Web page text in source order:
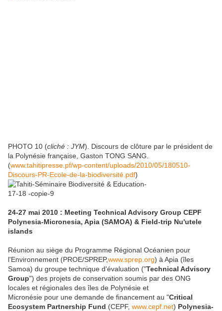
PHOTO 10 (cliché : JYM). Discours de clôture par le président de
la Polynésie française, Gaston TONG SANG.
(www.tahitipresse.pf/wp-content/uploads/2010/05/180510-
Discours-PR-Ecole-de-la-biodiversité.pdf)
24-27 mai 2010 : Meeting Technical Advisory Group CEPF
Polynesia-Micronesia, Apia (SAMOA) & Field-trip Nu'utele
islands
Réunion au siège du Programme Régional Océanien pour
l'Environnement (PROE/SPREP,www.sprep.org) à Apia (îles
Samoa) du groupe technique d'évaluation ("Technical Advisory
Group") des projets de conservation soumis par des ONG
locales et régionales des îles de Polynésie et
Micronésie pour une demande de financement au "Critical
Ecosystem Partnership Fund (CEPF, www.cepf.net) Polynesia-